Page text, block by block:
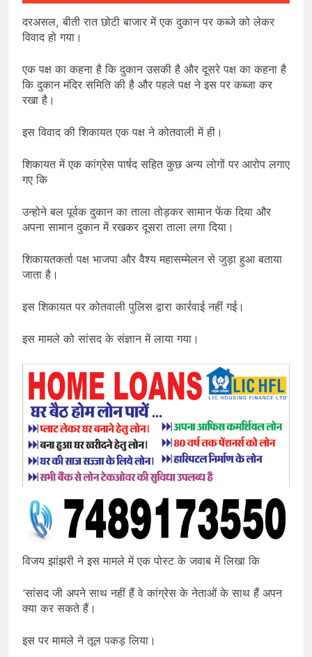
दरअसल, बीती रात छोटी बाजार में एक दुकान पर कब्जे को लेकर
विवाद हो गया।
एक पक्ष का कहना है कि दुकान उसकी है और दूसरे पक्ष का कहना है
कि दुकान मंदिर समिति की है और पहले पक्ष ने इस पर कब्जा कर
रखा है।
इस विवाद की शिकायत एक पक्ष ने कोतवाली में ही।
शिकायत में एक कांग्रेस पार्षद सहित कुछ अन्य लोगों पर आरोप लगाए
गए कि
उन्होने बल पूर्वक दुकान का ताला तोड़कर सामान फेंक दिया और
अपना सामान दुकान में रखकर दूसरा ताला लगा दिया।
शिकायतकर्ता पक्ष भाजपा और वैश्य महासम्मेलन से जुड़ा हुआ बताया
जाता है।
इस शिकायत पर कोतवाली पुलिस द्वारा कार्रवाई नहीं गई।
इस मामले को सांसद के संज्ञान में लाया गया।
विजय झांझरी ने इस मामले में एक पोस्ट के जवाब में लिखा कि
‘सांसद जी अपने साथ नहीं हैं वे कांग्रेस के नेताओं के साथ हैं अपन
क्या कर सकते हैं।
इस पर मामले ने तूल पकड़ लिया।